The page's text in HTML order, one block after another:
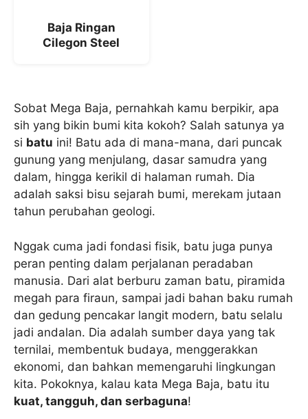
Baja Ringan
Cilegon Steel
Sobat Mega Baja, pernahkah kamu berpikir, apa
sih yang bikin bumi kita kokoh? Salah satunya ya
si batu ini! Batu ada di mana-mana, dari puncak
gunung yang menjulang, dasar samudra yang
dalam, hingga kerikil di halaman rumah. Dia
adalah saksi bisu sejarah bumi, merekam jutaan
tahun perubahan geologi.
Nggak cuma jadi fondasi fisik, batu juga punya
peran penting dalam perjalanan peradaban
manusia. Dari alat berburu zaman batu, piramida
megah para firaun, sampai jadi bahan baku rumah
dan gedung pencakar langit modern, batu selalu
jadi andalan. Dia adalah sumber daya yang tak
ternilai, membentuk budaya, menggerakkan
ekonomi, dan bahkan memengaruhi lingkungan
kita. Pokoknya, kalau kata Mega Baja, batu itu
kuat, tangguh, dan serbaguna!